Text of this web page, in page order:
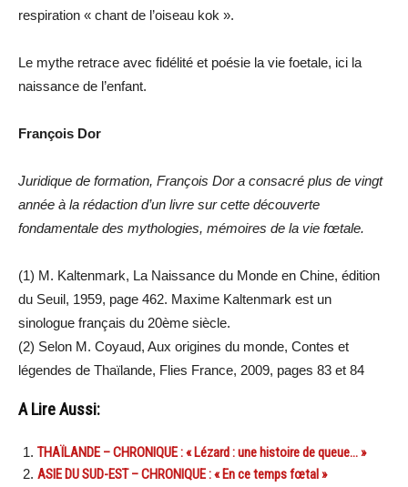
respiration « chant de l’oiseau kok ».
Le mythe retrace avec fidélité et poésie la vie foetale, ici la
naissance de l’enfant.
François Dor
Juridique de formation, François Dor a consacré plus de vingt
année à la rédaction d’un livre sur cette découverte
fondamentale des mythologies, mémoires de la vie fœtale.
(1) M. Kaltenmark, La Naissance du Monde en Chine, édition
du Seuil, 1959, page 462. Maxime Kaltenmark est un
sinologue français du 20ème siècle.
(2) Selon M. Coyaud, Aux origines du monde, Contes et
légendes de Thaïlande, Flies France, 2009, pages 83 et 84
A Lire Aussi:
THAÏLANDE – CHRONIQUE : « Lézard : une histoire de queue… »
ASIE DU SUD-EST – CHRONIQUE : « En ce temps fœtal »